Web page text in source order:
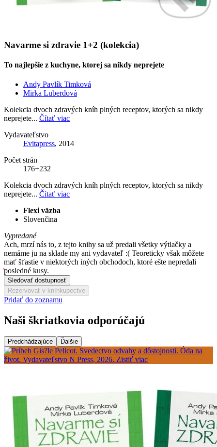
Navarme si zdravie 1+2 (kolekcia)
To najlepšie z kuchyne, ktorej sa nikdy neprejete
Andy Pavlík Timková
Mirka Luberdová
Kolekcia dvoch zdravých kníh plných receptov, ktorých sa nikdy
neprejete... Čítať viac
Vydavateľstvo
Evitapress, 2014
Počet strán
176+232
Kolekcia dvoch zdravých kníh plných receptov, ktorých sa nikdy
neprejete... Čítať viac
Flexi väzba
Slovenčina
Vypredané
Ach, mrzí nás to, z tejto knihy sa už predali všetky výtlačky a
nemáme ju na sklade my ani vydavateľ :( Teoreticky však môžete
mať šťastie v niektorých iných obchodoch, ktoré ešte nepredali
posledné kusy.
Sledovať dostupnosť
Rezervovať v kníhkupectve
Pridať do zoznamu
Naši škriatkovia odporúčajú
Predchádzajúce Ďalšie